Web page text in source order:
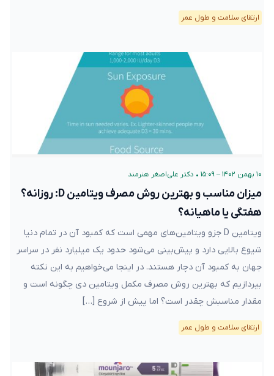
ارتقای سلامت و طول عمر
۱۰ بهمن ۱۴۰۲ – ۱۵:۰۹ • دکتر علی‌اصغر هنرمند
میزان مناسب و بهترین روش مصرف ویتامین D: روزانه؟
هفتگی یا ماهیانه؟
ویتامین D جزو ویتامین‌های مهمی است که کمبود آن در تمام دنیا
شیوع بالایی دارد و پیش‌بینی می‌شود حدود یک میلیارد نفر در سراسر
جهان به کمبود آن دچار هستند. در اینجا می‌خواهیم به این نکته
بپردازیم که بهترین روش مصرف مکمل ویتامین دی چگونه است و
مقدار مناسبش چقدر است؟ اما پیش از شروع […]
ارتقای سلامت و طول عمر